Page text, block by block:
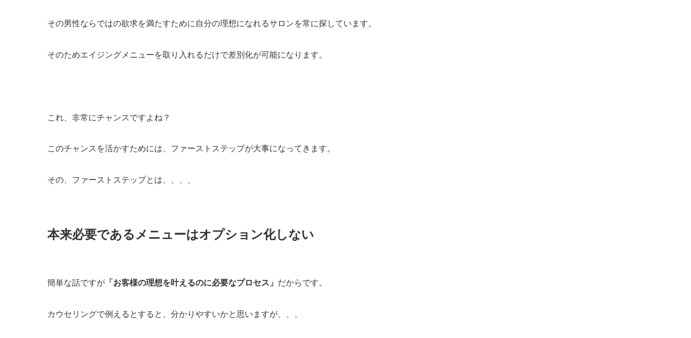
その男性ならではの欲求を満たすために自分の理想になれるサロンを常に探しています。
そのためエイジングメニューを取り入れるだけで差別化が可能になります。
これ、非常にチャンスですよね？
このチャンスを活かすためには、ファーストステップが大事になってきます。
その、ファーストステップとは、、、、
本来必要であるメニューはオプション化しない
簡単な話ですが 「お客様の理想を叶えるのに必要なプロセス」 だからです。
カウセリングで例えるとすると、分かりやすいかと思いますが、、、